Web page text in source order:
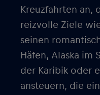
Kreuzfahrten an,
reizvolle Ziele
seinen
Häfen, Alaska im
der Karibik oder
ansteuern, die